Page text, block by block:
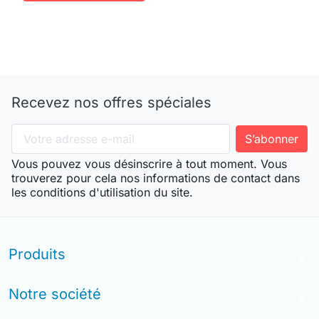
Recevez nos offres spéciales
Vous pouvez vous désinscrire à tout moment. Vous
trouverez pour cela nos informations de contact dans
les conditions d'utilisation du site.
Produits
Notre société